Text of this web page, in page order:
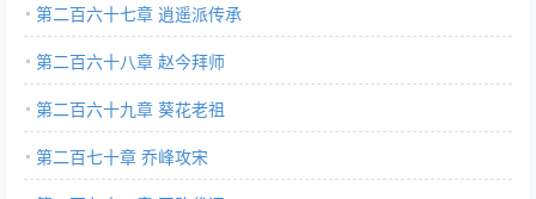
第二百六十七章 逍遥派传承
第二百六十八章 赵今拜师
第二百六十九章 葵花老祖
第二百七十章 乔峰攻宋